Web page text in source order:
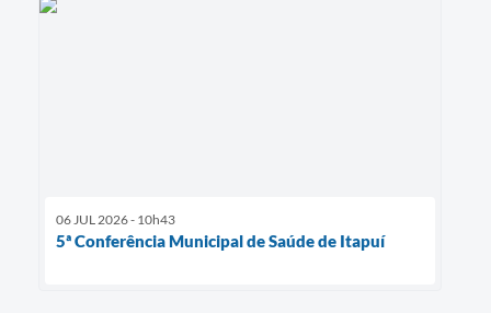
06 JUL 2026 - 10h43
5ª Conferência Municipal de Saúde de Itapuí